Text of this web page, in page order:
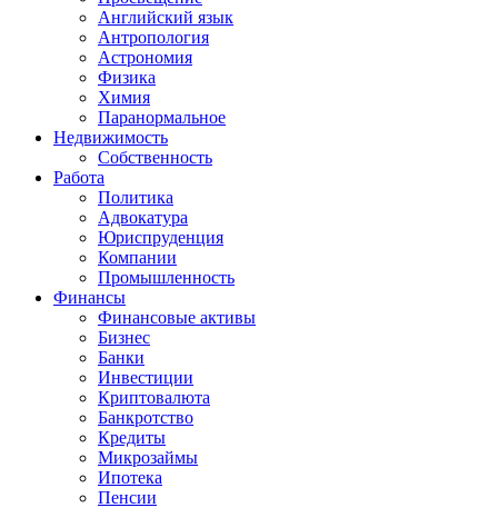
Английский язык
Антропология
Астрономия
Физика
Химия
Паранормальное
Недвижимость
Собственность
Работа
Политика
Адвокатура
Юриспруденция
Компании
Промышленность
Финансы
Финансовые активы
Бизнес
Банки
Инвестиции
Криптовалюта
Банкротство
Кредиты
Микрозаймы
Ипотека
Пенсии